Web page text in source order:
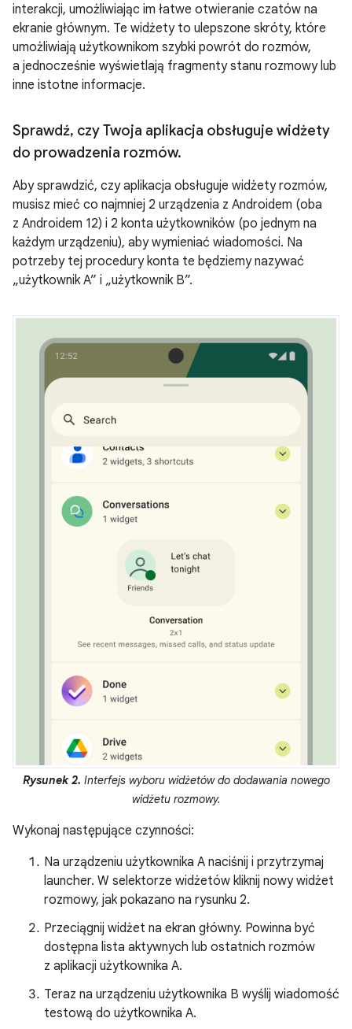
interakcji, umożliwiając im łatwe otwieranie czatów na
ekranie głównym. Te widżety to ulepszone skróty, które
umożliwiają użytkownikom szybki powrót do rozmów,
a jednocześnie wyświetlają fragmenty stanu rozmowy lub
inne istotne informacje.
Sprawdź, czy Twoja aplikacja obsługuje widżety
do prowadzenia rozmów.
Aby sprawdzić, czy aplikacja obsługuje widżety rozmów,
musisz mieć co najmniej 2 urządzenia z Androidem (oba
z Androidem 12) i 2 konta użytkowników (po jednym na
każdym urządzeniu), aby wymieniać wiadomości. Na
potrzeby tej procedury konta te będziemy nazywać
„użytkownik A” i „użytkownik B”.
Rysunek 2. Interfejs wyboru widżetów do dodawania nowego
widżetu rozmowy.
Wykonaj następujące czynności:
Na urządzeniu użytkownika A naciśnij i przytrzymaj
launcher. W selektorze widżetów kliknij nowy widżet
rozmowy, jak pokazano na rysunku 2.
Przeciągnij widżet na ekran główny. Powinna być
dostępna lista aktywnych lub ostatnich rozmów
z aplikacji użytkownika A.
Teraz na urządzeniu użytkownika B wyślij wiadomość
testową do użytkownika A.